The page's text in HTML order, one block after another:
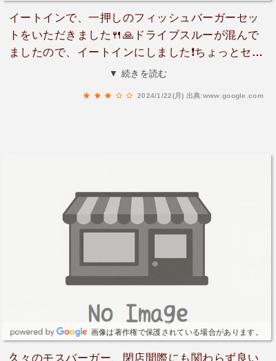
挙げるとすれば、この店舗の定休日です。モスバ
ーガーでは定休日がない店舗が多いため、この点
は珍しく感じました。ただ、これも現在の人材状
況や労働環境を考慮した結果だと思うと、むしろ
応援したい気持ちになります。限られた営業日の
中でもクオリティを保ち、利用者にとって快適な
るスタッフの接客。どれを取っても満足度が高
く、「また来たい」と思わせてくれるお店です。
ドライブスルーや豊富な決済方法など、利便性も
すい店舗だと思います。今回の訪問を通じて、改
めてモスバーガーの魅力を実感しました。このお
を心から願っています。私もまたこのお店を訪
れ、美味しいモスバーガーを楽しみたいと思いま
す。
イートインで、一押しのフィッシュバーガーセッ
トをいただきました🍴🙏ドライブスルーが混んで
ましたので、イートインにしました❗ちょっとセッ
トはお高めですが、テイクアウトより、出来立て
▼ 続きを読む
2024/1/22(月) 出典:www.google.com
画像は著作権で保護されている場合があります。
久々のモスバーガー、閉店間際にも関わらず良い